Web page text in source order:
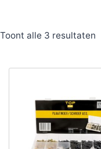
Toont alle 3 resultaten